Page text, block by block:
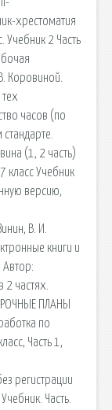
хрестоматия
Учебник 2 Часть
Коровиной.
часов (по
(1, 2 часть)
класс Учебник
версию,
В. И.
книги и
Автор:
2 частях.
ПЛАНЫ
по
Часть 1,
регистрации
Часть.